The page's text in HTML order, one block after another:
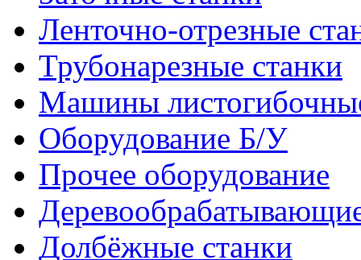
Ленточно-отрезные
Трубонарезные станки
Машины
Оборудование Б/У
Прочее оборудование
Долбёжные станки